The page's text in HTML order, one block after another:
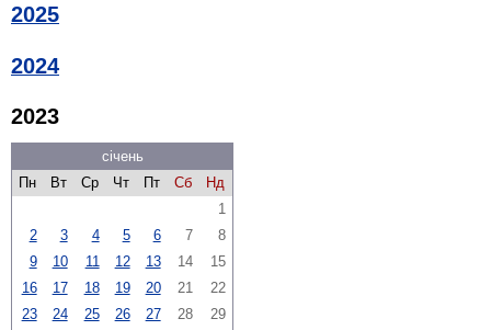
2025
2024
2023
січень
Пн
Вт Ср Чт Пт Сб
Нд
1
2
3 4 5 6 7
8
9
10 11 12 13 14
15
16
17 18 19 20 21
22
23
24 25 26 27 28
29